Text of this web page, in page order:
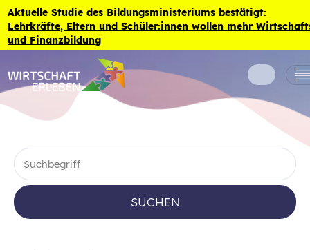
Zum Inhalt der Seite springen
Aktuelle Studie des Bildungsministeriums bestätigt:
Lehrkräfte, Eltern und Schüler:innen wollen mehr
und Finanzbildung
SUCHEN